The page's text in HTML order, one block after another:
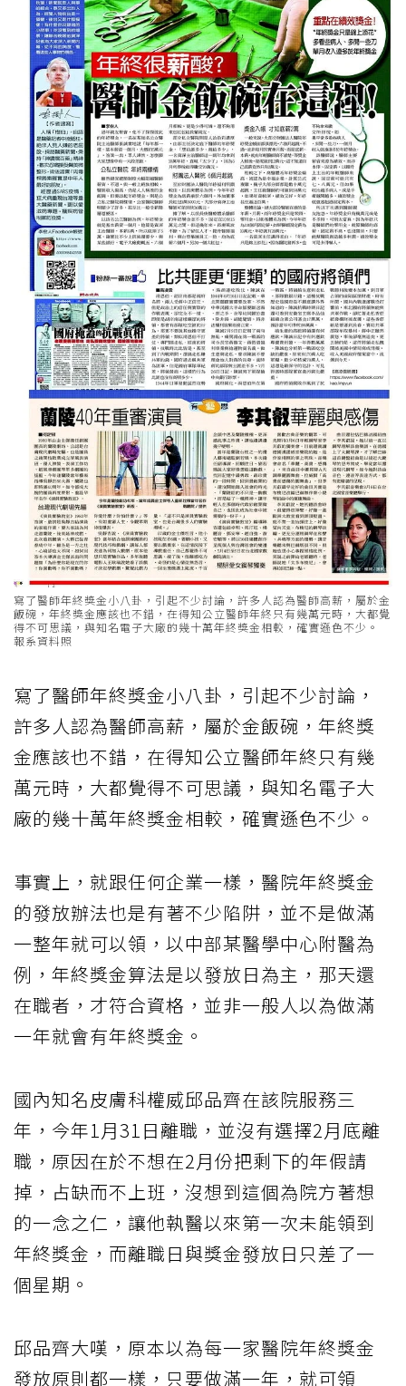
寫了醫師年終獎金小八卦，引起不少討論，許多人認為醫師高薪，屬於金
飯碗，年終獎金應該也不錯，在得知公立醫師年終只有幾萬元時，大都覺
得不可思議，與知名電子大廠的幾十萬年終獎金相較，確實遜色不少。
報系資料照
寫了醫師年終獎金小八卦，引起不少討論，
許多人認為醫師高薪，屬於金飯碗，年終獎
金應該也不錯，在得知公立醫師年終只有幾
萬元時，大都覺得不可思議，與知名電子大
廠的幾十萬年終獎金相較，確實遜色不少。
事實上，就跟任何企業一樣，醫院年終獎金
的發放辦法也是有著不少陷阱，並不是做滿
一整年就可以領，以中部某醫學中心附醫為
例，年終獎金算法是以發放日為主，那天還
在職者，才符合資格，並非一般人以為做滿
一年就會有年終獎金。
國內知名皮膚科權威邱品齊在該院服務三
年，今年1月31日離職，並沒有選擇2月底離
職，原因在於不想在2月份把剩下的年假請
掉，占缺而不上班，沒想到這個為院方著想
的一念之仁，讓他執醫以來第一次未能領到
年終獎金，而離職日與獎金發放日只差了一
個星期。
邱品齊大嘆，原本以為每一家醫院年終獎金
發放原則都一樣，只要做滿一年，就可領